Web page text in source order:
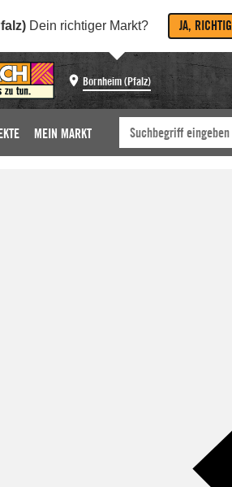
Dein richtiger Markt? JA, RICHTIG
Bornheim (Pfalz)
MEIN MARKT